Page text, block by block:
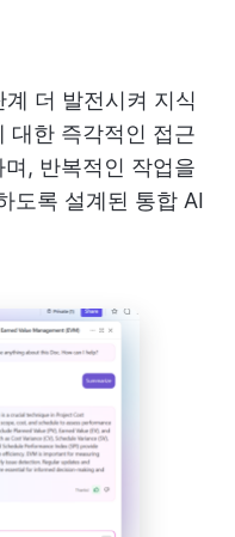
계 더 발전시켜 지식
대한 즉각적인 접근
, 반복적인 작업을
도록 설계된 통합 AI